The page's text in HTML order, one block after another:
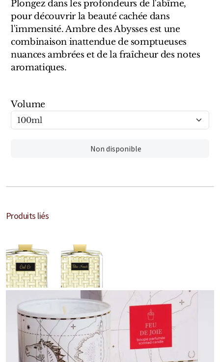
Plongez dans les profondeurs de l'abîme,
pour découvrir la beauté cachée dans
l'immensité. Ambre des Abysses est une
combinaison inattendue de somptueuses
nuances ambrées et de la fraîcheur des notes
aromatiques.
Volume
Non disponible
Produits liés
Trudon
Marques Italiennes
Eau D'Italie
Profumum Roma
Pure Distance
Marques Anglaises
Clive Christian
Marques Argentines
Altaia